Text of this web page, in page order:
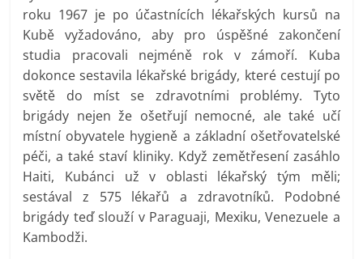
roku 1967 je po účastnících lékařských kursů na
Kubě vyžadováno, aby pro úspěšné zakončení
studia pracovali nejméně rok v zámoří. Kuba
dokonce sestavila lékařské brigády, které cestují po
světě do míst se zdravotními problémy. Tyto
brigády nejen že ošetřují nemocné, ale také učí
místní obyvatele hygieně a základní ošetřovatelské
péči, a také staví kliniky. Když zemětřesení zasáhlo
Haiti, Kubánci už v oblasti lékařský tým měli;
sestával z 575 lékařů a zdravotníků. Podobné
brigády teď slouží v Paraguaji, Mexiku, Venezuele a
Kambodži.